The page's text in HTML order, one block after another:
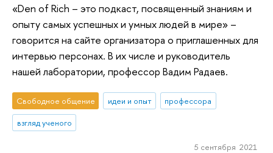
«Den of Rich – это подкаст, посвященный знаниям и
опыту самых успешных и умных людей в мире» –
говорится на сайте организатора о приглашенных для
интервью персонах. В их числе и руководитель
нашей лаборатории, профессор Вадим Радаев.
Свободное общение идеи и опыт
профессора
взгляд ученого
5 сентября 2021